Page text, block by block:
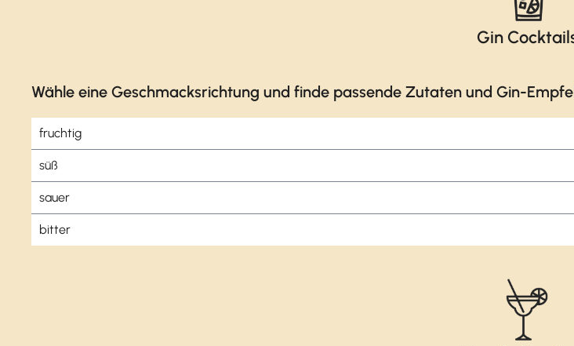
Gin
Wähle eine Geschmacksrichtung und finde passende Zutaten und Gin-
fruchtig
süß
sauer
bitter